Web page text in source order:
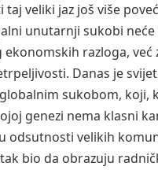
taj veliki jaz još više
unutarnji sukobi
razloga, već
Danas je
sukobom, koji,
genezi nema klasni
odsutnosti velikih
bio da obrazuju